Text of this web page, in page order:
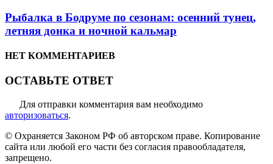
Рыбалка в Бодруме по сезонам: осенний тунец,
летняя донка и ночной кальмар
НЕТ КОММЕНТАРИЕВ
ОСТАВЬТЕ ОТВЕТ
Для отправки комментария вам необходимо
авторизоваться.
© Охраняется Законом РФ об авторском праве. Копирование
сайта или любой его части без согласия правообладателя,
запрещено.